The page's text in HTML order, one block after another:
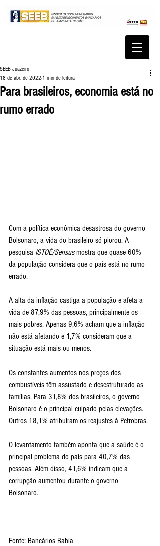
Para brasileiros, economia está no
rumo errado
SEEB Juazeiro
18 de abr. de 2022 1 min de leitura
Com a política econômica desastrosa do governo
Bolsonaro, a vida do brasileiro só piorou. A
pesquisa ISTOÉ/Sensus mostra que quase 60%
da população considera que o país está no rumo
errado.
A alta da inflação castiga a população e afeta a
vida de 87,9% das pessoas, principalmente os
mais pobres. Apenas 9,6% acham que a inflação
não está afetando e 1,7% consideram que a
situação está mais ou menos.
Os constantes aumentos nos preços dos
combustíveis têm assustado e desestruturado as
famílias. Para 31,8% dos brasileiros, o governo
Bolsonaro é o principal culpado pelas elevações.
Outros 18,1% atribuíram os reajustes à Petrobras.
O levantamento também aponta que a saúde é o
principal problema do país para 40,7% das
pessoas. Além disso, 41,6% indicam que a
corrupção aumentou durante o governo
Bolsonaro.
Fonte: Bancários Bahia